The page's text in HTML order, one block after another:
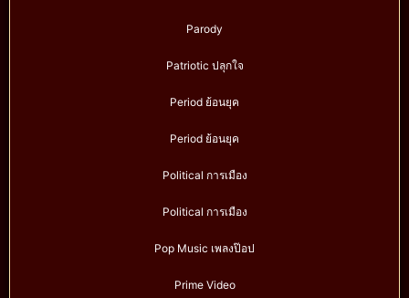
Parody
Patriotic ปลุกใจ
Period ย้อนยุค
Period ย้อนยุค
Political การเมือง
Political การเมือง
Pop Music เพลงป๊อป
Prime Video